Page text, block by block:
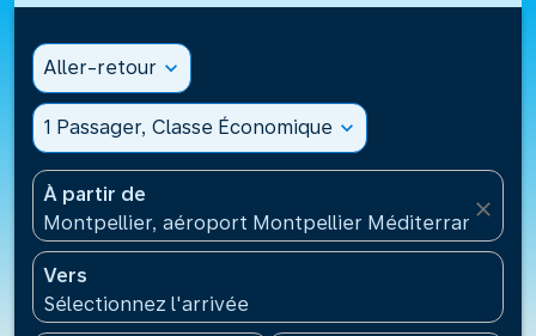
Aller-retour expand_more
1 Passager, Classe Économique expand_more
À partir de
Montpellier, aéroport Montpellier
close
Vers
Sélectionnez l'arrivée